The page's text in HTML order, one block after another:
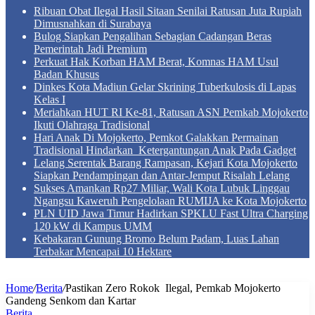
Ribuan Obat Ilegal Hasil Sitaan Senilai Ratusan Juta Rupiah
Dimusnahkan di Surabaya
Bulog Siapkan Pengalihan Sebagian Cadangan Beras
Pemerintah Jadi Premium
Perkuat Hak Korban HAM Berat, Komnas HAM Usul
Badan Khusus
Dinkes Kota Madiun Gelar Skrining Tuberkulosis di Lapas
Kelas I
Meriahkan HUT RI Ke-81, Ratusan ASN Pemkab Mojokerto
Ikuti Olahraga Tradisional
Hari Anak Di Mojokerto, Pemkot Galakkan Permainan
Tradisional Hindarkan Ketergantungan Anak Pada Gadget
Lelang Serentak Barang Rampasan, Kejari Kota Mojokerto
Siapkan Pendampingan dan Antar-Jemput Risalah Lelang
Sukses Amankan Rp27 Miliar, Wali Kota Lubuk Linggau
Ngangsu Kaweruh Pengelolaan RUMIJA ke Kota Mojokerto
PLN UID Jawa Timur Hadirkan SPKLU Fast Ultra Charging
120 kW di Kampus UMM
Kebakaran Gunung Bromo Belum Padam, Luas Lahan
Terbakar Mencapai 10 Hektare
Home/Berita/Pastikan Zero Rokok Ilegal, Pemkab Mojokerto
Gandeng Senkom dan Kartar